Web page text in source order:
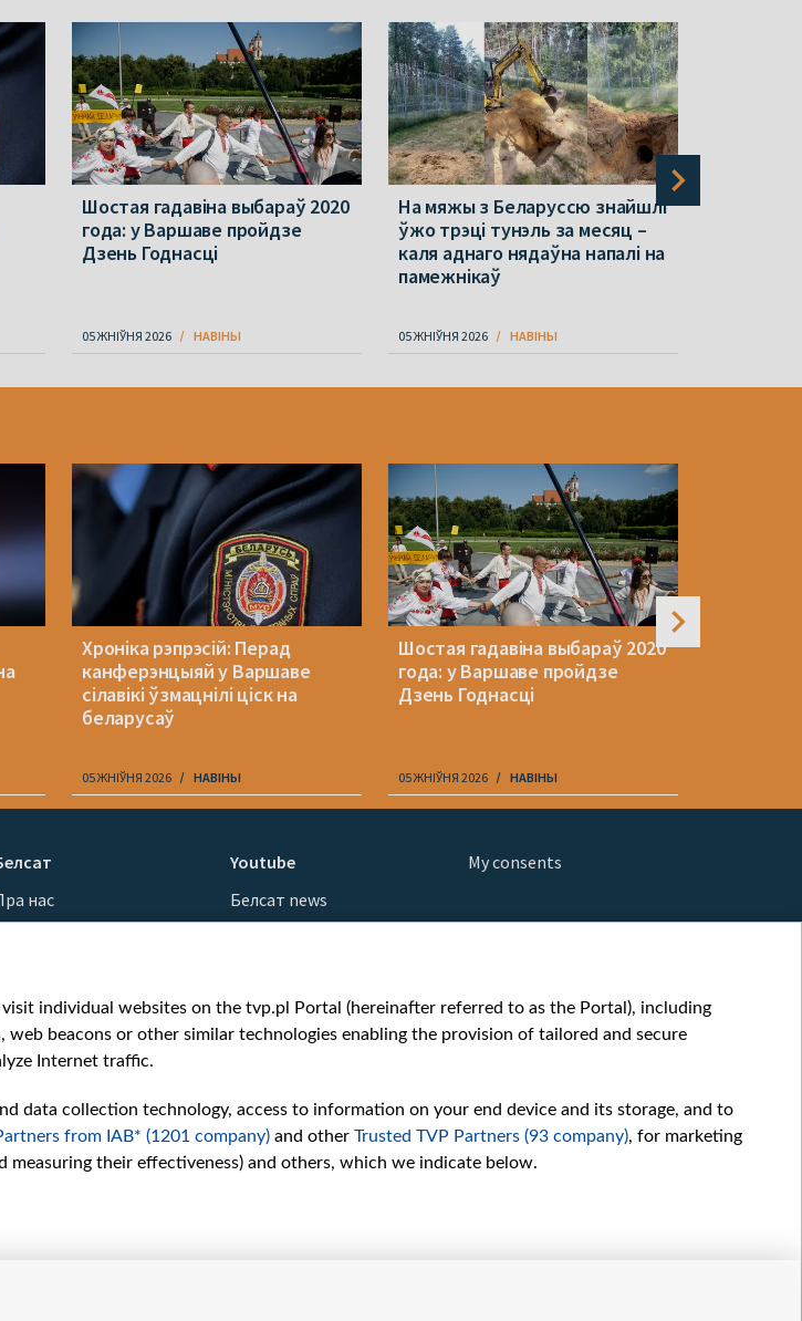
Шостая гадавіна выбараў 2020
года: у Варшаве пройдзе
Дзень Годнасці
05 ЖНІЎНЯ 2026 НАВІНЫ
На мяжы з Беларуссю знайшлі
ўжо трэці тунэль за месяц –
каля аднаго нядаўна напалі на
памежнікаў
05 ЖНІЎНЯ 2026 НАВІНЫ
Хроніка рэпрэсій: Перад
канферэнцыяй у Варшаве
сілавікі ўзмацнілі ціск на
беларусаў
05 ЖНІЎНЯ 2026 НАВІНЫ
Шостая гадавіна выбараў 2020
года: у Варшаве пройдзе
Дзень Годнасці
05 ЖНІЎНЯ 2026 НАВІНЫ
нас
нас глядзець
супраца
з боку ўладаў
нас падтрымаць
Youtube
Белсат news
Белсат Shorts
Belsat English
Biełsat PL
Белсат History
Белсат Music
Белсат Doc
My consents
individual websites on the tvp.pl Portal (hereinafter referred to as the Portal), including
beacons or other similar technologies enabling the provision of tailored and secure
Internet traffic.
data collection technology, access to information on your end device and its storage, and to
from IAB* (1201 company) and other Trusted TVP Partners (93 company), for marketing
their effectiveness) and others, which we indicate below.